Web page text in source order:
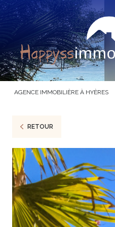
AGENCE IMMOBILIÈRE À HYÈRES
RETOUR